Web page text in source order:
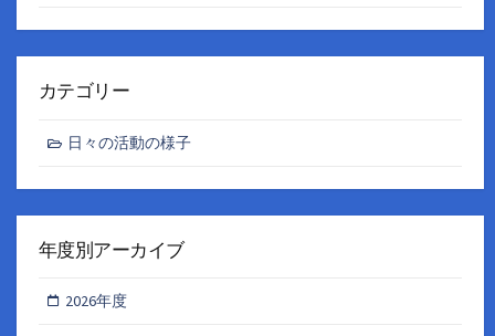
カテゴリー
日々の活動の様子
年度別アーカイブ
2026年度